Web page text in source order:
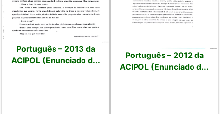
Português – 2013 da
ACIPOL (Enunciado d...
Português – 2012 da
ACIPOL (Enunciado d...